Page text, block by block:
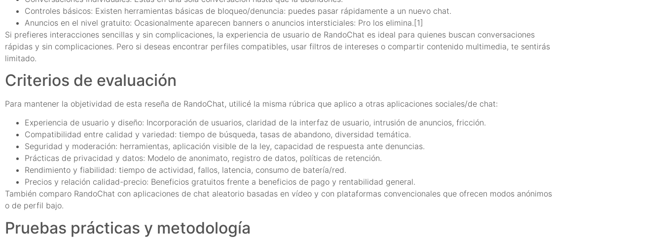
Controles básicos: Existen herramientas básicas de bloqueo/denuncia: puedes pasar rápidamente a un nuevo chat.
Anuncios en el nivel gratuito: Ocasionalmente aparecen banners o anuncios intersticiales: Pro los elimina.[1]
Si prefieres interacciones sencillas y sin complicaciones, la experiencia de usuario de RandoChat es ideal para quienes buscan conversaciones
rápidas y sin complicaciones. Pero si deseas encontrar perfiles compatibles, usar filtros de intereses o compartir contenido multimedia, te sentirás
limitado.
Criterios de evaluación
Para mantener la objetividad de esta reseña de RandoChat, utilicé la misma rúbrica que aplico a otras aplicaciones sociales/de chat:
Experiencia de usuario y diseño: Incorporación de usuarios, claridad de la interfaz de usuario, intrusión de anuncios, fricción.
Compatibilidad entre calidad y variedad: tiempo de búsqueda, tasas de abandono, diversidad temática.
Seguridad y moderación: herramientas, aplicación visible de la ley, capacidad de respuesta ante denuncias.
Prácticas de privacidad y datos: Modelo de anonimato, registro de datos, políticas de retención.
Rendimiento y fiabilidad: tiempo de actividad, fallos, latencia, consumo de batería/red.
Precios y relación calidad-precio: Beneficios gratuitos frente a beneficios de pago y rentabilidad general.
También comparo RandoChat con aplicaciones de chat aleatorio basadas en vídeo y con plataformas convencionales que ofrecen modos anónimos
o de perfil bajo.
Pruebas prácticas y metodología